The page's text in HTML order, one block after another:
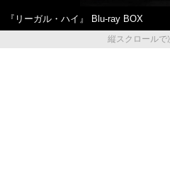
『リーガル・ハイ』 Blu-ray BOX
縦スクロールで